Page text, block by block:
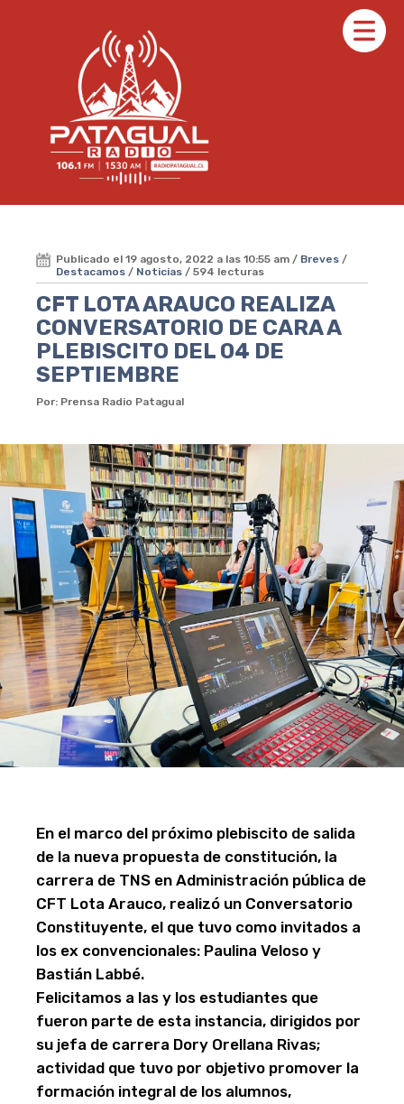
Publicado el 19 agosto, 2022 a las 10:55 am / Breves /
Destacamos / Noticias / 594 lecturas
CFT LOTA ARAUCO REALIZA
CONVERSATORIO DE CARA A
PLEBISCITO DEL 04 DE
SEPTIEMBRE
Por: Prensa Radio Patagual
En el marco del próximo plebiscito de salida
de la nueva propuesta de constitución, la
carrera de TNS en Administración pública de
CFT Lota Arauco, realizó un Conversatorio
Constituyente, el que tuvo como invitados a
los ex convencionales: Paulina Veloso y
Bastián Labbé.
Felicitamos a las y los estudiantes que
fueron parte de esta instancia, dirigidos por
su jefa de carrera Dory Orellana Rivas;
actividad que tuvo por objetivo promover la
formación integral de los alumnos,